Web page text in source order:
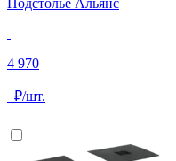
4 970
₽/шт.